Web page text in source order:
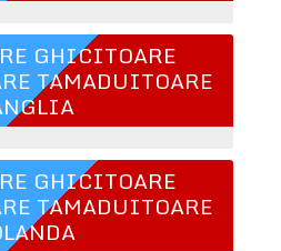
GHICITOARE
TAMADUITOARE
GHICITOARE
TAMADUITOARE